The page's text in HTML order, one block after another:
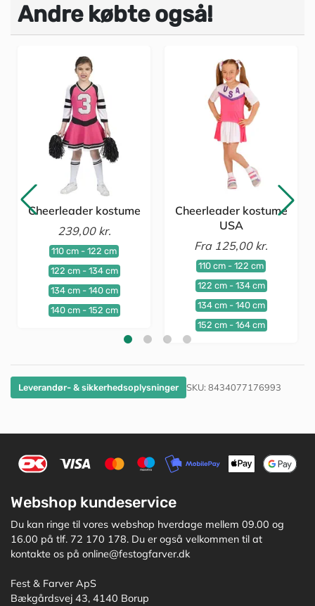
Andre købte også!
Cheerleader kostume
239,00 kr.
110 cm - 122 cm
122 cm - 134 cm
134 cm - 140 cm
140 cm - 152 cm
Cheerleader kostume
USA
Fra125,00 kr.
110 cm - 122 cm
122 cm - 134 cm
134 cm - 140 cm
152 cm - 164 cm
Leverandør- & sikkerhedsoplysninger SKU: 8434077176993
Webshop kundeservice
Du kan ringe til vores webshop hverdage mellem 09.00 og
16.00 på tlf. 72 170 178. Du er også velkommen til at
kontakte os på online@festogfarver.dk
Fest & Farver ApS
Bækgårdsvej 43, 4140 Borup